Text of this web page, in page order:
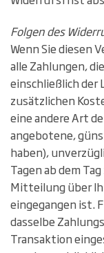
Folgen des
Wenn Sie diesen
alle Zahlungen,
einschließlich
zusätzlichen
eine andere Art
angebotene,
haben),
Tagen ab dem
Mitteilung über
eingegangen ist.
dasselbe
Transaktion